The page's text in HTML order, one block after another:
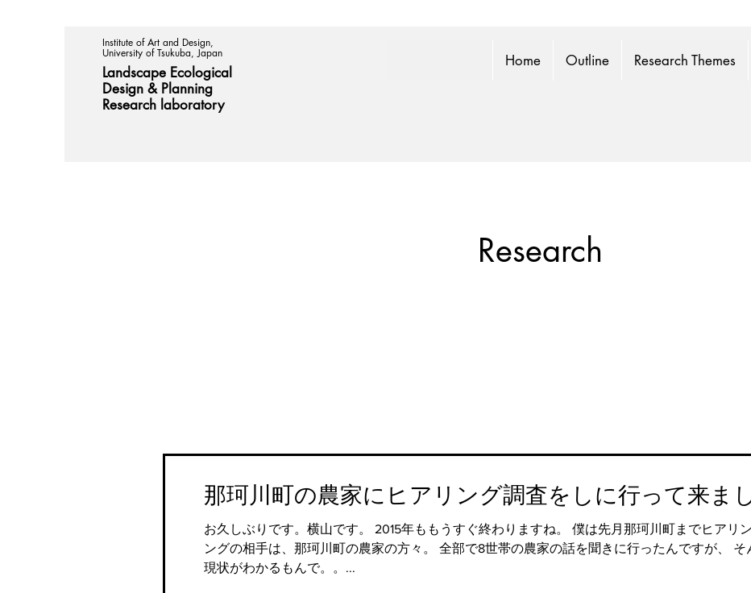
Institute of Art and Design,
University of Tsukuba, Japan
Landscape Ecological
Design & Planning
Research laboratory
Home Outline Research Themes
Research
那珂川町の農家にヒアリング調査をしに行って来ま
お久しぶりです。横山です。 2015年ももうすぐ終わりますね。 僕は先月那珂川町までヒアリ
ングの相手は、那珂川町の農家の方々。 全部で8世帯の農家の話を聞きに行ったんですが、 そ
現状がわかるもんで。。...